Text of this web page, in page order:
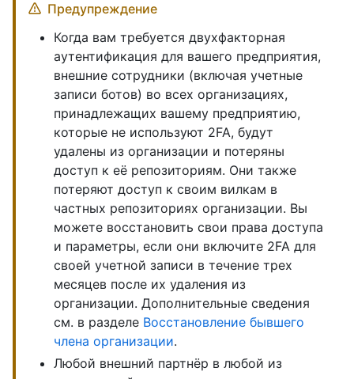
Предупреждение
Когда вам требуется двухфакторная
аутентификация для вашего предприятия,
внешние сотрудники (включая учетные
записи ботов) во всех организациях,
принадлежащих вашему предприятию,
которые не используют 2FA, будут
удалены из организации и потеряны
доступ к её репозиториям. Они также
потеряют доступ к своим вилкам в
частных репозиториях организации. Вы
можете восстановить свои права доступа
и параметры, если они включите 2FA для
своей учетной записи в течение трех
месяцев после их удаления из
организации. Дополнительные сведения
см. в разделе Восстановление бывшего
члена организации.
Любой внешний партнёр в любой из